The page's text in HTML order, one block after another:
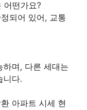
어떤가요?
되어 있어, 교통
하며, 다른 세대는
니다.
아파트 시세 현